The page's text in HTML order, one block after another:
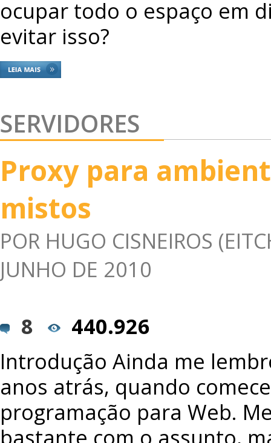
ocupar todo o espaço em
evitar isso?
SERVIDORES
Proxy para
mistos
POR HUGO CISNEIROS
JUNHO DE 2010
8
440.926
Introdução Ainda me
anos atrás, quando
programação para Web.
bastante com o assunto,